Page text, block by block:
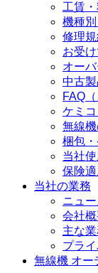
工賃
機種
修理
お受
オー
中古
FAQ
ケミ
無線
梱包
当社
保険
当社の業務
ニュ
会社
主な
プラ
無線機 オー